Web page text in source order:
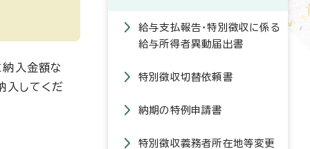
納入金額な
入してくだ
給与支払報告・特別徴収に係る
給与所得者異動届出書
特別徴収切替依頼書
納期の特例申請書
特別徴収義務者所在地等変更